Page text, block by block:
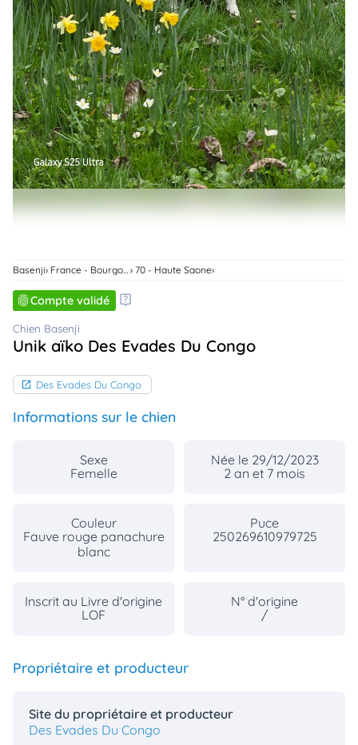
Connexion
Basenji 70 - Haute Saone
Compte validé
Chien Basenji
Unik aïko Des Evades Du Congo
Des Evades Du Congo
Informations sur le chien
Sexe
Femelle
Née le 29/12/2023
2 an et 7 mois
Couleur
Fauve rouge panachure
blanc
Puce
250269610979725
Inscrit au Livre d'origine
LOF
N° d'origine
/
Propriétaire et producteur
Site du propriétaire et producteur
Des Evades Du Congo